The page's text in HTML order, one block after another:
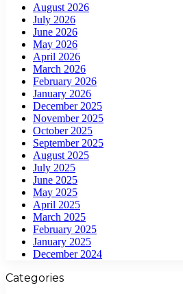
August 2026
July 2026
June 2026
May 2026
April 2026
March 2026
February 2026
January 2026
December 2025
November 2025
October 2025
September 2025
August 2025
July 2025
June 2025
May 2025
April 2025
March 2025
February 2025
January 2025
December 2024
Categories